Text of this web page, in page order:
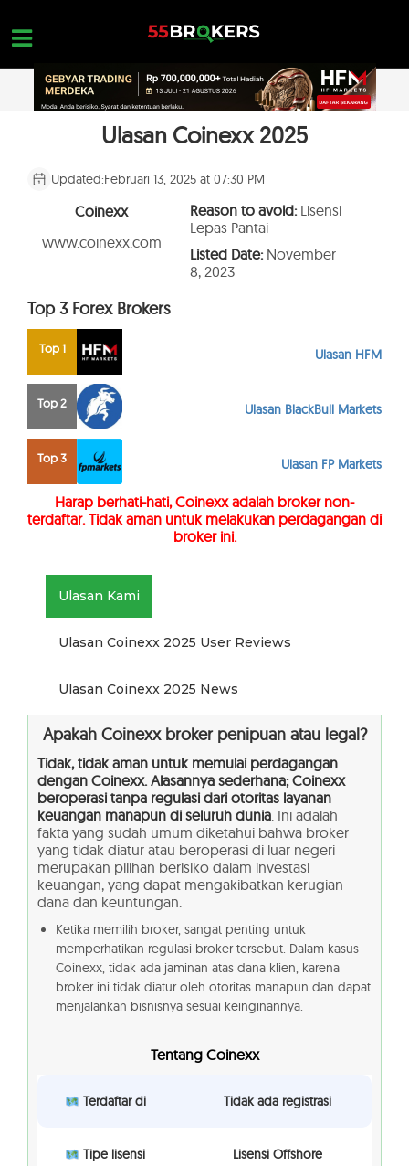
content
BROKER YANG HARUS DIHINDARI
EDUKASI FOREX
HUBUNGI KAMI
Ulasan Coinexx 2025
Updated:Februari 13, 2025 at 07:30 PM
Coinexx
www.coinexx.com
Reason to avoid:Lisensi
Lepas Pantai
Listed Date:November
8, 2023
Top 3 Forex Brokers
Top 1 Ulasan HFM
Top 2 Ulasan BlackBull Markets
Top 3 Ulasan FP Markets
Harap berhati-hati, Coinexx adalah broker non-
terdaftar. Tidak aman untuk melakukan perdagangan di
broker ini.
Ulasan Kami
Ulasan Coinexx 2025 User Reviews
Ulasan Coinexx 2025 News
Apakah Coinexx broker penipuan atau legal?
Tidak, tidak aman untuk memulai perdagangan
dengan Coinexx. Alasannya sederhana; Coinexx
beroperasi tanpa regulasi dari otoritas layanan
keuangan manapun di seluruh dunia. Ini adalah
fakta yang sudah umum diketahui bahwa broker
yang tidak diatur atau beroperasi di luar negeri
merupakan pilihan berisiko dalam investasi
keuangan, yang dapat mengakibatkan kerugian
dana dan keuntungan.
Ketika memilih broker, sangat penting untuk
memperhatikan regulasi broker tersebut. Dalam kasus
Coinexx, tidak ada jaminan atas dana klien, karena
broker ini tidak diatur oleh otoritas manapun dan dapat
menjalankan bisnisnya sesuai keinginannya.
Tentang Coinexx
Terdaftar di Tidak ada registrasi
Tipe lisensi Lisensi Offshore